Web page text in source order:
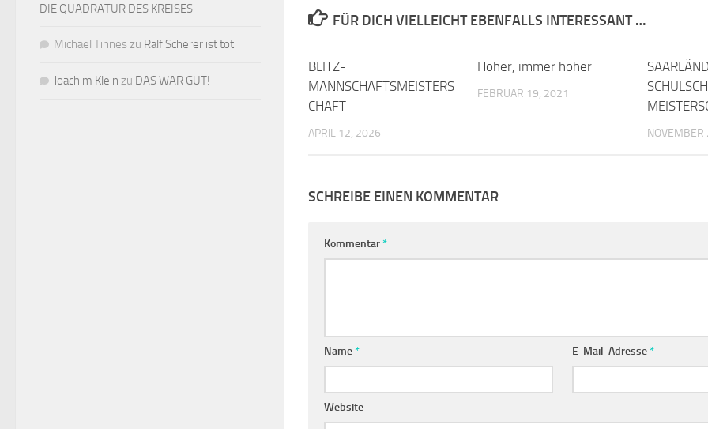
FÜR DICH VIELLEICHT EBENFALLS INTERESSANT …
BLITZ-
MANNSCHAFTSMEISTERS
CHAFT
APRIL 12, 2026
Höher, immer höher
FEBRUAR 19, 2021
SCHREIBE EINEN KOMMENTAR
Kommentar*
Name* E-Mail-Adresse*
Website
DIE QUADRATUR DES KREISES
Michael Tinnes zu Ralf Scherer ist tot
Joachim Klein zu DAS WAR GUT!